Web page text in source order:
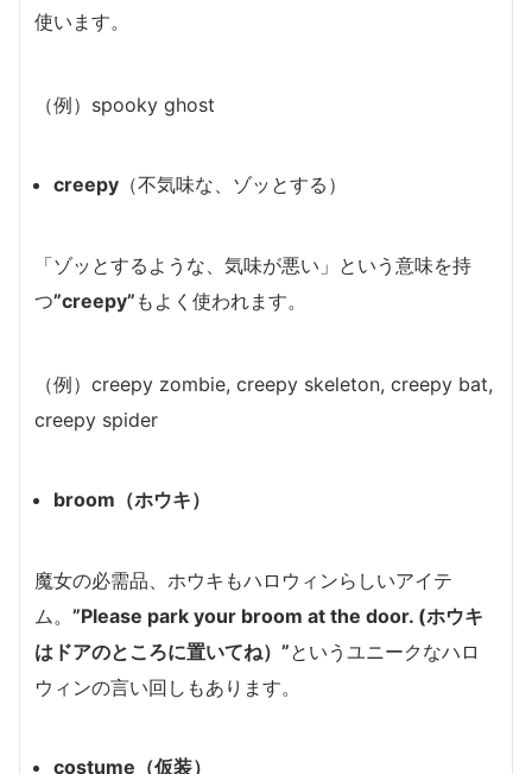
使います。
（例）spooky ghost
creepy （不気味な、ゾッとする）
「ゾッとするような、気味が悪い」という意味を持
つ”creepy” もよく使われます。
（例）creepy zombie, creepy skeleton, creepy bat,
creepy spider
broom（ホウキ）
魔女の必需品、ホウキもハロウィンらしいアイテ
ム。 ”Please park your broom at the door. (ホウキ
はドアのところに置いてね）”というユニークなハロ
ウィンの言い回しもあります。
costume（仮装）